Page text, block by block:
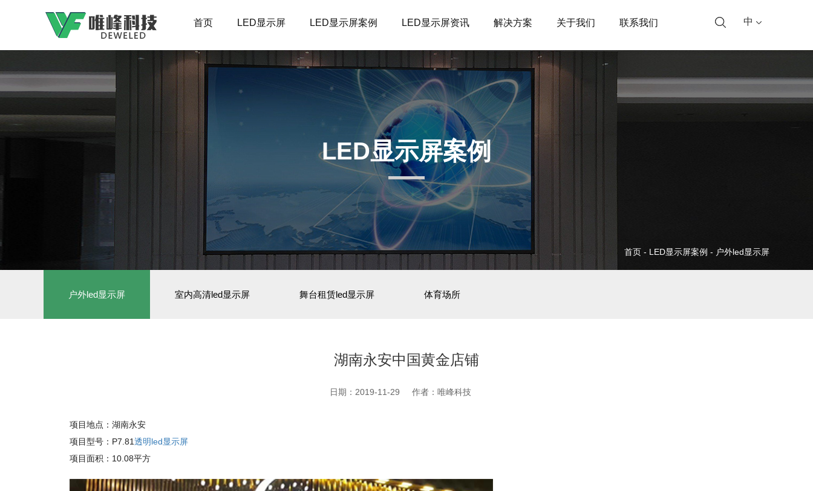
首页 LED显示屏 LED显示屏案例 LED显示屏资讯 解决方案 关于我们 联系我们 中
LED显示屏案例
首页 - LED显示屏案例 - 户外led显示屏
户外led显示屏 室内高清led显示屏 舞台租赁led显示屏 体育场所
湖南永安中国黄金店铺
日期：2019-11-29 作者：唯峰科技
项目地点： 湖南永安
项目型号：P7.81透明led显示屏
项目面积：10.08平方